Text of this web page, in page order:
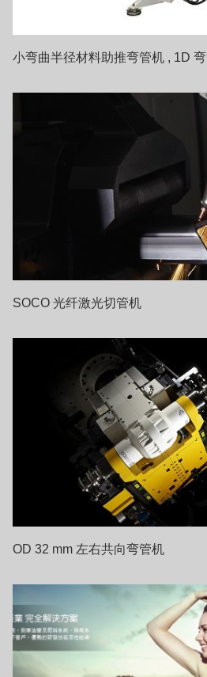
小弯曲半径材料助推弯管机 , 1D
SOCO 光纤激光切管机
OD 32 mm 左右共向弯管机